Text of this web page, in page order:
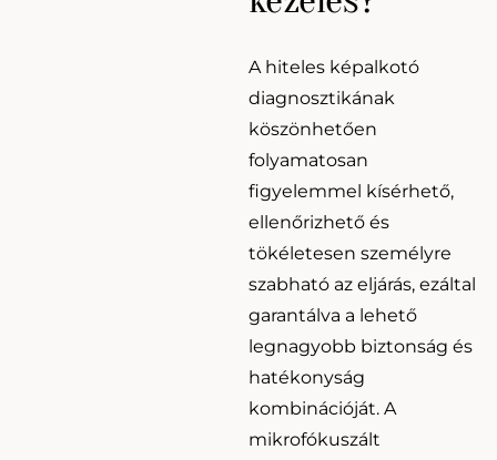
A hiteles képalkotó
diagnosztikának
köszönhetően
folyamatosan
figyelemmel kísérhető,
ellenőrizhető és
tökéletesen személyre
szabható az eljárás, ezáltal
garantálva a lehető
legnagyobb biztonság és
hatékonyság
kombinációját. A
mikrofókuszált